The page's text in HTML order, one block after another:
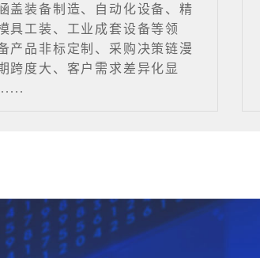
盖装备制造、自动化设备、精
具工装、工业成套设备等领
产品非标定制、采购决策链漫
跨度大、客户需求差异化显